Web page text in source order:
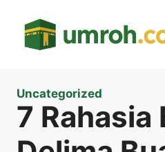
Uncategorized
7 Rahasia